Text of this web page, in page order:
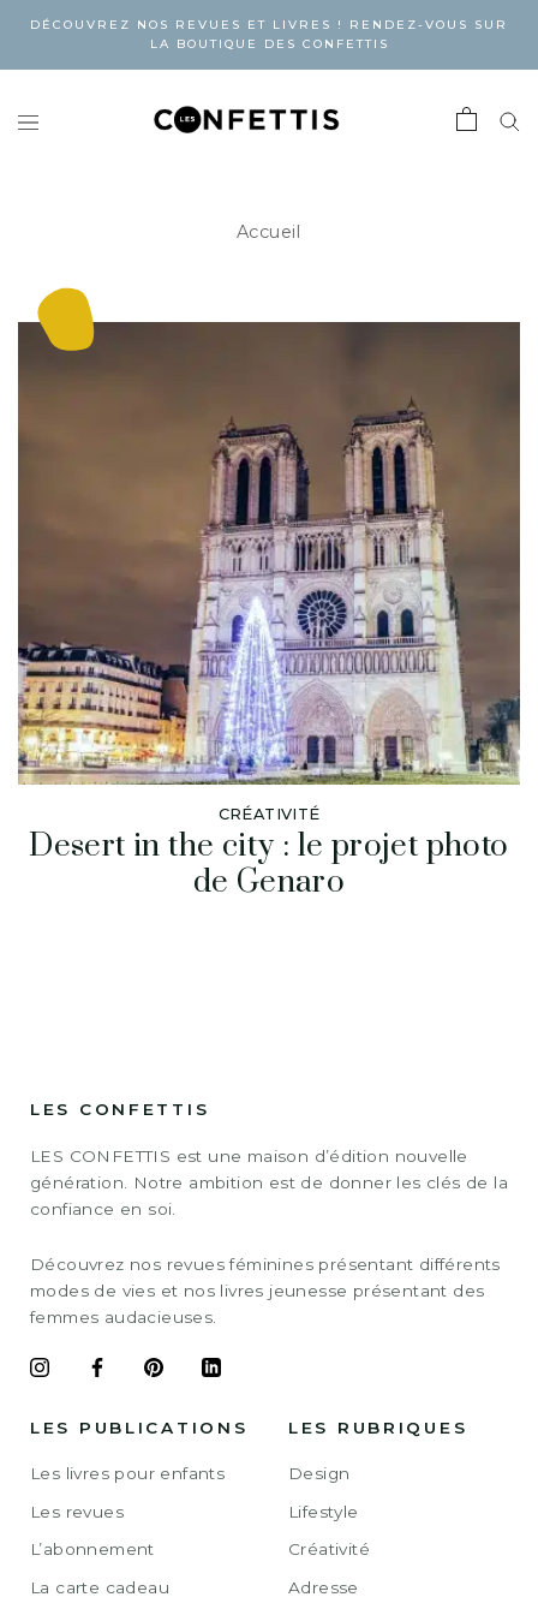
DÉCOUVREZ NOS REVUES ET LIVRES ! RENDEZ-VOUS SUR
LA BOUTIQUE DES CONFETTIS
Accueil
CRÉATIVITÉ
Desert in the city : le projet photo
de Genaro
LES CONFETTIS
LES CONFETTIS est une maison d’édition nouvelle
génération. Notre ambition est de donner les clés de la
confiance en soi.
Découvrez nos revues féminines présentant différents
modes de vies et nos livres jeunesse présentant des
femmes audacieuses.
LES PUBLICATIONS
Les livres pour enfants
Les revues
L’abonnement
La carte cadeau
LES RUBRIQUES
Design
Lifestyle
Créativité
Adresse